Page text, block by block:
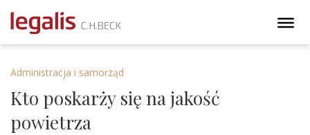
Administracja i samorząd
Kto poskarży się na jakość
powietrza